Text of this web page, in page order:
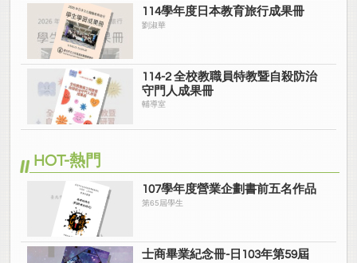
114學年度日本教育旅行成果冊
劉淑華
114-2 全校教職員特教暨自殺防治
守門人成果冊
輔導室
HOT-熱門
107學年度營業企劃書前五名作品
第65屆學生
士商畢業紀念冊-日103年第59屆